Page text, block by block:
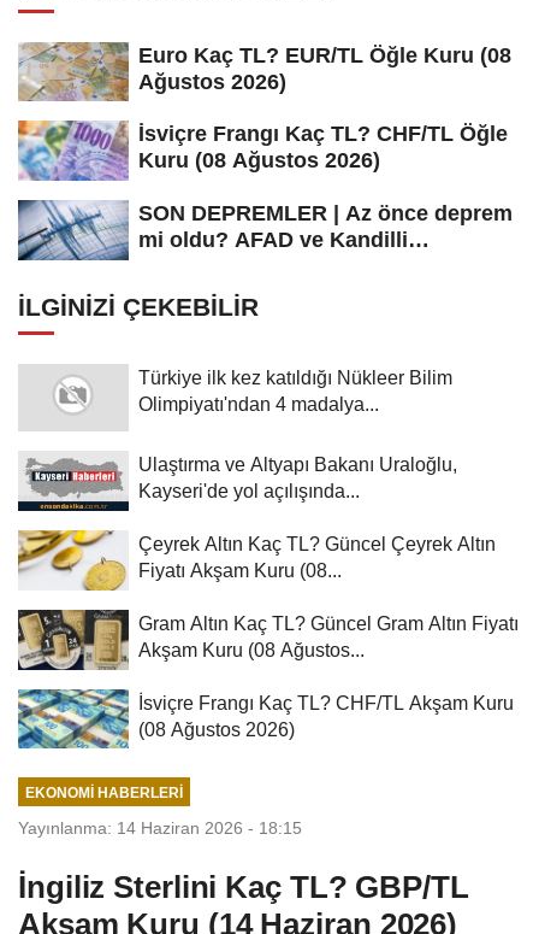
Euro Kaç TL? EUR/TL Öğle Kuru (08
Ağustos 2026)
İsviçre Frangı Kaç TL? CHF/TL Öğle
Kuru (08 Ağustos 2026)
SON DEPREMLER | Az önce deprem
mi oldu? AFAD ve Kandilli
İLGINIZI ÇEKEBILIR
Türkiye ilk kez katıldığı Nükleer Bilim
Olimpiyatı'ndan 4 madalya...
Ulaştırma ve Altyapı Bakanı Uraloğlu,
Kayseri'de yol açılışında...
Çeyrek Altın Kaç TL? Güncel Çeyrek Altın
Fiyatı Akşam Kuru (08...
Gram Altın Kaç TL? Güncel Gram Altın Fiyatı
Akşam Kuru (08 Ağustos...
İsviçre Frangı Kaç TL? CHF/TL Akşam Kuru
(08 Ağustos 2026)
EKONOMI HABERLERI
Yayınlanma: 14 Haziran 2026 - 18:15
İngiliz Sterlini Kaç TL? GBP/TL
Akşam Kuru (14 Haziran 2026)